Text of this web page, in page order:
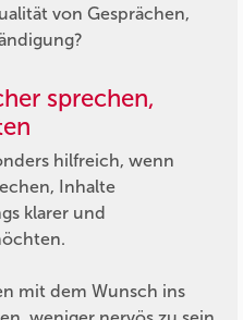
von Gesprächen,
sprechen,
hilfreich, wenn
Inhalte
klarer und
mit dem Wunsch ins